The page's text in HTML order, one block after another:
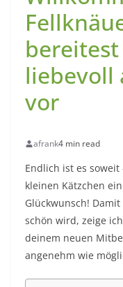
liebevoll
vor
afrank4 min read
Endlich ist es
kleinen Kätzchen
Glückwunsch!
schön wird, zeige
deinem neuen
angenehm wie